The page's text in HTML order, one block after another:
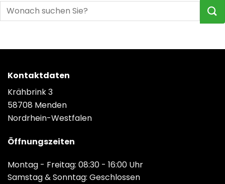
Kontaktdaten
Krähbrink 3
58708 Menden
Nordrhein-Westfalen
Öffnungszeiten
Montag - Freitag: 08:30 - 16:00 Uhr
Samstag & Sonntag: Geschlossen